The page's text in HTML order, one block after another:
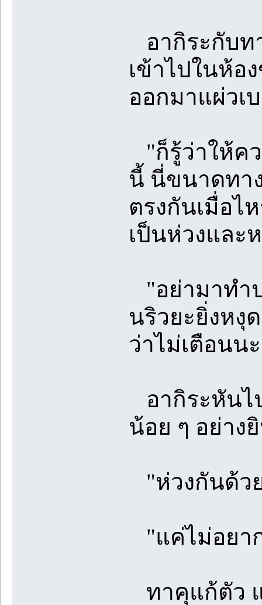
อากิระกับท
เข้าไปในห้อ
ออกมาแผ่วเ
"ก็รู้ว่าให้ค
นี้ นี่ขนาดทา
ตรงกันเมื่อไ
เป็นห่วงแล
"อย่ามาทำ
นริวยะยิ่งหงุ
ว่าไม่เตือนน
อากิระหันไ
น้อย ๆ อย่าง
"ห่วงกันด้ว
"แค่ไม่อยา
ทาคุแก้ตัว